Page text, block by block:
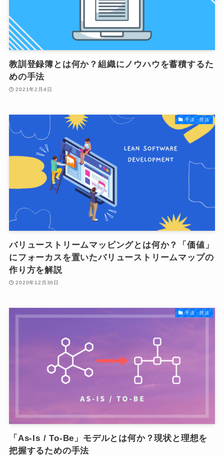
教訓登録簿とは何か？組織にノウハウを蓄積するた
めの手法
2021年2月4日
手法・技法
バリューストリームマッピングとは何か？「価値」
にフォーカスを置いたバリューストリームマップの
作り方を解説
2020年12月30日
手法・技法
「As-Is / To-Be」モデルとは何か？現状と理想を
把握するための手法